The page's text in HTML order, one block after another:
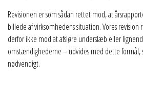
Revisionen er som sådan rettet mod, at
billede af virksomhedens situation. Vores revision
derfor ikke mod at afsløre underslæb eller
omstændighederne – udvides med dette formål,
nødvendigt.